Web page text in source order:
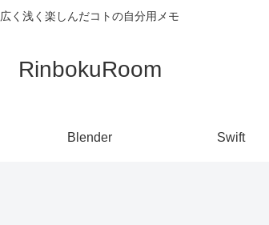
広く浅く楽しんだコトの自分用メモ
RinbokuRoom
Blender Swift